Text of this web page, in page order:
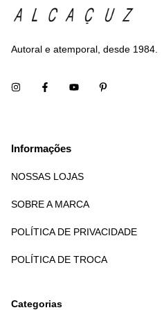
Autoral e atemporal, desde 1984.
Informações
NOSSAS LOJAS
SOBRE A MARCA
POLÍTICA DE PRIVACIDADE
POLÍTICA DE TROCA
Categorias